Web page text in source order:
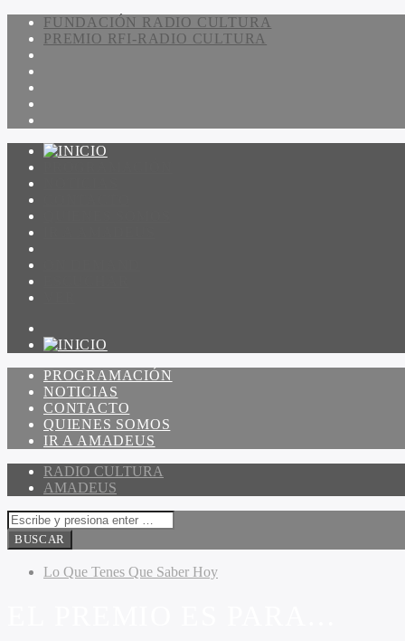
FUNDACIÓN RADIO CULTURA
PREMIO RFI-RADIO CULTURA
PROGRAMACIÓN
NOTICIAS
CONTACTO
QUIENES SOMOS
IR A AMADEUS
RADIO CULTURA
AMADEUS
Lo Que Tenes Que Saber Hoy